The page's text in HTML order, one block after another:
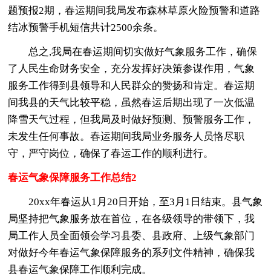
题预报2期，春运期间我局发布森林草原火险预警和道路
结冰预警手机短信共计2500余条。
总之,我局在春运期间切实做好气象服务工作，确保
了人民生命财务安全，充分发挥好决策参谋作用，气象
服务工作得到县领导和人民群众的赞扬和肯定。春运期
间我县的天气比较平稳，虽然春运后期出现了一次低温
降雪天气过程，但我局及时做好预测、预警服务工作，
未发生任何事故。春运期间我局业务服务人员恪尽职
守，严守岗位，确保了春运工作的顺利进行。
春运气象保障服务工作总结2
20xx年春运从1月20日开始，至3月1日结束。县气象
局坚持把气象服务放在首位，在各级领导的带领下，我
局工作人员全面领会学习县委、县政府、上级气象部门
对做好今年春运气象保障服务的系列文件精神，确保我
县春运气象保障工作顺利完成。